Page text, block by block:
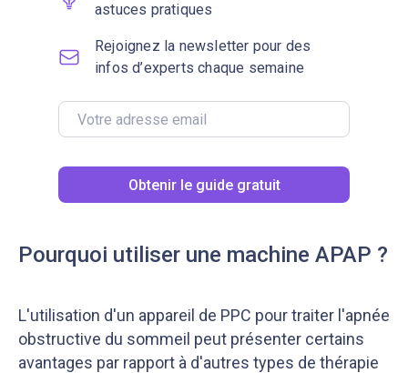
Obtenir le guide gratuit
astuces pratiques
Rejoignez la newsletter pour des
infos d’experts chaque semaine
Pourquoi utiliser une machine APAP ?
L'utilisation d'un appareil de PPC pour traiter l'apnée
obstructive du sommeil peut présenter certains
avantages par rapport à d'autres types de thérapie